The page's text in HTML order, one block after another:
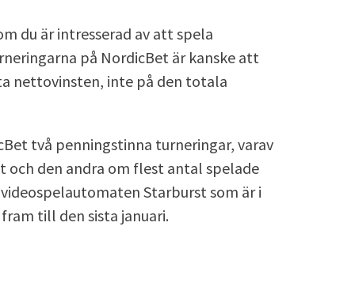
du är intresserad av att spela
på NordicBet är kanske att
nettovinsten, inte på den totala
två penningstinna turneringar, varav
den andra om flest antal spelade
Starburst som är i
till den sista januari.